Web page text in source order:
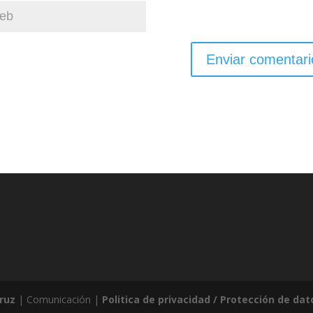
| Comunicación | Politica de privacidad / Protección de